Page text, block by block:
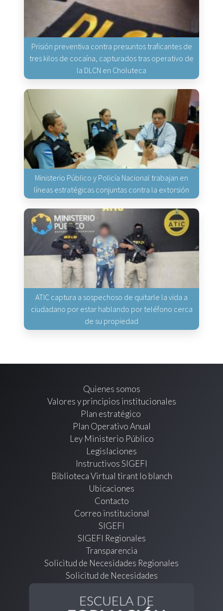
Prisión preventiva contra presuntos traficantes de
tres kilos de cocaína, capturados tras operativo de
la DLCN en Choluteca
Ministerio Público y Policía Nacional trabajan en
líneas estratégicas conjuntas contra la extorsión
ATIC captura a sospechoso de quitarle la vida a
ciudadano por estar hablando por teléfono cerca
de su propiedad
Quienes somos
Valores y principios institucionales
Plan estratégico
Plan Operativo Anual
Ley Ministerio Público
Legislaciones
Instructivos SIGEFI
Biblioteca Virtual tirant lo blanch
Ubicaciones
Contacto
Correo institucional
SIGEFI
SIGEFI Regionales
Transparencia
Solicitud de Necesidades Regionales
Solicitud de Necesidades